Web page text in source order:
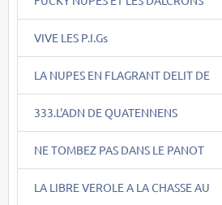
VIVE LES P.I.Gs
LA NUPES EN FLAGRANT DELIT DE
333.L'ADN DE QUATENNENS
NE TOMBEZ PAS DANS LE PANOT
LA LIBRE VEROLE A LA CHASSE AU